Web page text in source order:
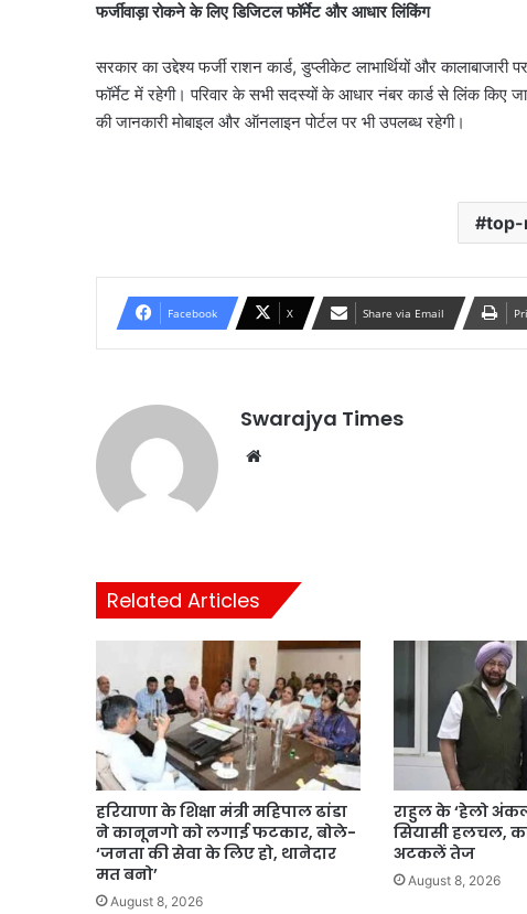
फर्जीवाड़ा रोकने के लिए डिजिटल फॉर्मेट और आधार लिंकिंग
सरकार का उद्देश्य फर्जी राशन कार्ड, डुप्लीकेट लाभार्थियों और
फॉर्मेट में रहेगी। परिवार के सभी सदस्यों के आधार नंबर कार्ड से लिंक किए
की जानकारी मोबाइल और ऑनलाइन पोर्टल पर भी उपलब्ध रहेगी।
top-
Facebook X Share via Email
Swarajya Times
Related Articles
हरियाणा के शिक्षा मंत्री महिपाल ढांडा
ने कानूनगो को लगाई फटकार, बोले-
‘जनता की सेवा के लिए हो, थानेदार
मत बनो’
August 8, 2026
राहुल के ‘हेलो
सियासी हलचल,
अटकलें तेज
August 8, 2026